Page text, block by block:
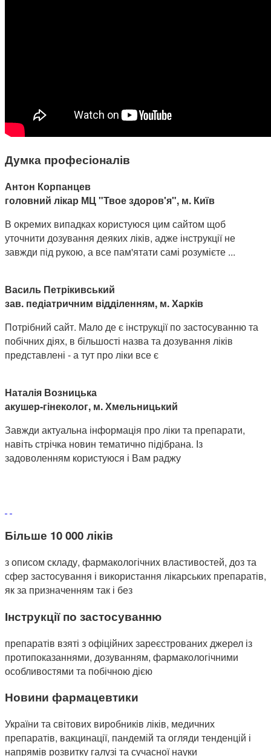
Думка професіоналів
Антон Корпанцев
головний лікар МЦ "Твое здоров'я", м. Київ
В окремих випадках користуюся цим сайтом щоб
уточнити дозування деяких ліків, адже інструкції не
завжди під рукою, а все пам'ятати самі розумієте ...
Василь Петрікивський
зав. педіатричним відділенням, м. Харків
Потрібний сайт. Мало де є інструкції по застосуванню та
побічних діях, в більшості назва та дозування ліків
представлені - а тут про ліки все є
Наталія Возницька
акушер-гінеколог, м. Хмельницький
Завжди актуальна інформація про ліки та препарати,
навіть стрічка новин тематично підібрана. Із
задоволенням користуюся і Вам раджу
Більше 10 000 ліків
з описом складу, фармакологічних властивостей, доз та
сфер застосування і використання лікарських препаратів,
як за призначенням так і без
Інструкції по застосуванню
препаратів взяті з офіційних зареєстрованих джерел із
протипоказаннями, дозуванням, фармакологічними
особливостями та побічною дією
Новини фармацевтики
України та світових виробників ліків, медичних
препаратів, вакцинації, пандемій та огляди тенденцій і
напрямів розвитку галузі та сучасної науки